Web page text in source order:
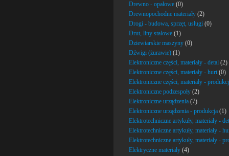
Drewno - opałowe (0)
Drewnopochodne materiały (2)
Drogi - budowa, sprzęt, usługi (0)
Drut, liny stalowe (1)
Dziewiarskie maszyny (0)
Dźwigi (żurawie) (1)
Elektroniczne części, materiały - detal (2)
Elektroniczne części, materiały - hurt (0)
Elektroniczne części, materiały -
Elektroniczne podzespoły (2)
Elektroniczne urządzenia (7)
Elektroniczne urządzenia - produkcja (1)
Elektrotechniczne artykuły, materiały -
Elektrotechniczne artykuły, materiały -
Elektrotechniczne artykuły, materiały -
Elektryczne materiały (4)